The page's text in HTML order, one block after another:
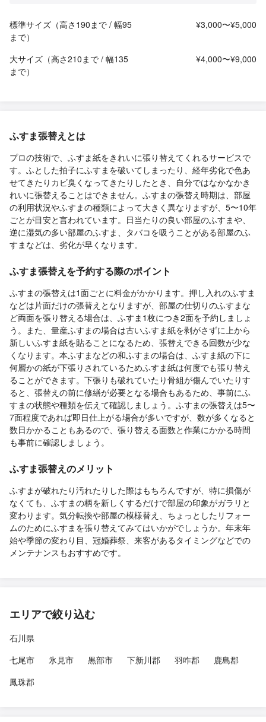
標準サイズ（高さ190まで / 幅95
まで）
¥3,000〜¥5,000
大サイズ（高さ210まで / 幅135
まで）
¥4,000〜¥9,000
ふすま張替えとは
プロの技術で、ふすま紙をきれいに張り替えてくれるサービスで
す。ふとした拍子にふすまを破いてしまったり、経年劣化で色あ
せてきたりカビ臭くなってきたりしたとき、自分ではなかなかき
れいに張替えることはできません。ふすまの張替え時期は、部屋
の利用状況やふすまの種類によって大きく異なりますが、5〜10年
ごとが目安と言われています。日当たりの良い部屋のふすまや、
逆に湿気の多い部屋のふすま、タバコを吸うことがある部屋のふ
すまなどは、劣化が早くなります。
ふすま張替えを予約する際のポイント
ふすまの張替えは1面ごとに料金がかかります。押し入れのふすま
などは片面だけの張替えとなりますが、部屋の仕切りのふすまな
ど両面を張り替える場合は、ふすま1枚につき2面を予約しましょ
う。また、量産ふすまの場合は古いふすま紙を剥がさずに上から
新しいふすま紙を貼ることになるため、張替えできる回数が少な
くなります。本ふすまなどの和ふすまの場合は、ふすま紙の下に
何層かの紙が下張りされているためふすま紙は何度でも張り替え
ることができます。下張りも破れていたり骨組が傷んでいたりす
ると、張替えの前に修繕が必要となる場合もあるため、事前にふ
すまの状態や種類を伝えて確認しましょう。ふすまの張替えは5〜
7面程度であれば即日仕上がる場合が多いですが、数が多くなると
数日かかることもあるので、張り替える面数と作業にかかる時間
も事前に確認しましょう。
ふすま張替えのメリット
ふすまが破れたり汚れたりした際はもちろんですが、特に損傷が
なくても、ふすまの柄を新しくするだけで部屋の印象がガラリと
変わります。気分転換や部屋の模様替え、ちょっとしたリフォー
ムのためにふすまを張り替えてみてはいかがでしょうか。年末年
始や季節の変わり目、冠婚葬祭、来客があるタイミングなどでの
メンテナンスもおすすめです。
エリアで絞り込む
石川県
七尾市
氷見市 黒部市 下新川郡 羽咋郡
鹿島郡
鳳珠郡